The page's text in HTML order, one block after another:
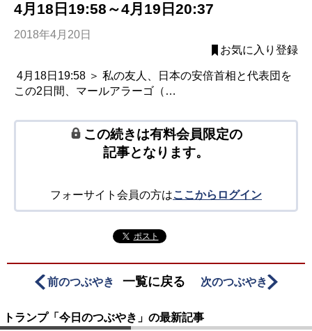
4月18日19:58～4月19日20:37
2018年4月20日
お気に入り登録
4月18日19:58 ＞ 私の友人、日本の安倍首相と代表団を
この2日間、マールアラーゴ（…
この続きは有料会員限定の
記事となります。
フォーサイト会員の方はここからログイン
ポスト
前のつぶやき 一覧に戻る 次のつぶやき
トランプ「今日のつぶやき」の最新記事